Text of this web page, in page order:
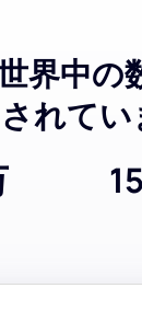
界中の
れてい